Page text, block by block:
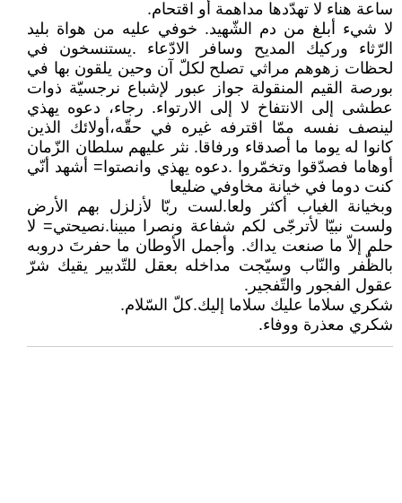
ساعة هناء لا تهدّدها مداهمة أو اقتحام.
لا شيء أبلغ من دم الشّهيد. خوفي عليه من هواة بليد
الرّثاء وركيك المديح وسافر الادّعاء .يستنسخون في
لحظات زهوهم مراثي تصلح لكلّ آن وحين يلقون بها في
بورصة القيم المنقولة جواز عبور لإشباع نرجسيّة ذوات
عطشى إلى الانتفاخ لا إلى الارتواء. رجاء، دعوه يهذي
لينصف نفسه ممّا اقترفه غيره في حقّه،أولائك الذين
كانوا له يوما ما أصدقاء ورفاقا. نثر عليهم سلطان الزّمان
أوهاما فصدّقوا وتخمّروا .دعوه يهذي وانصتوا= أشهد أنّي
كنت دوما في خيانة مخاوفي ضليعا
وبخيانة الغياب أكثر ولعا.لست ربّا لأزلزل بهم الأرض
ولست نبيّا لأترجّى لكم شفاعة ونصرا مبينا.نصيحتي= لا
حلم إلاّ ما صنعت يداك. وأجمل الأوطان ما حفرتَ دروبه
بالظّفر والنّاب وسيّجت مداخله بعقل للتّدبير يقيك شرّ
عقول الفجور والتّفجير.
شكري سلاما عليك سلاما إليك.كلّ السّلام.
شكري معذرة ووفاء.